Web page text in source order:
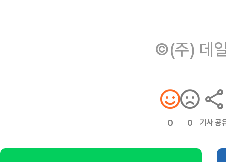
©(주) 데
0 0 기사 공